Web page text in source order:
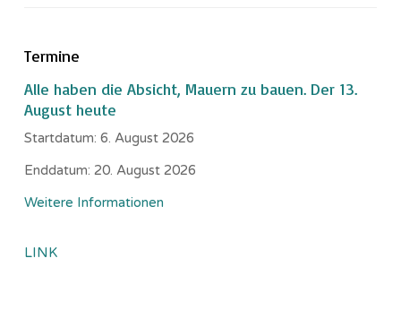
Termine
Alle haben die Absicht, Mauern zu bauen. Der 13.
August heute
Startdatum: 6. August 2026
Enddatum: 20. August 2026
Weitere Informationen
LINK